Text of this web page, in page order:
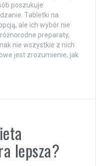
poszukuje
Tabletki na
ale ich wybór nie
preparaty,
nie wszystkie z nich
jest zrozumienie, jak
lepsza?